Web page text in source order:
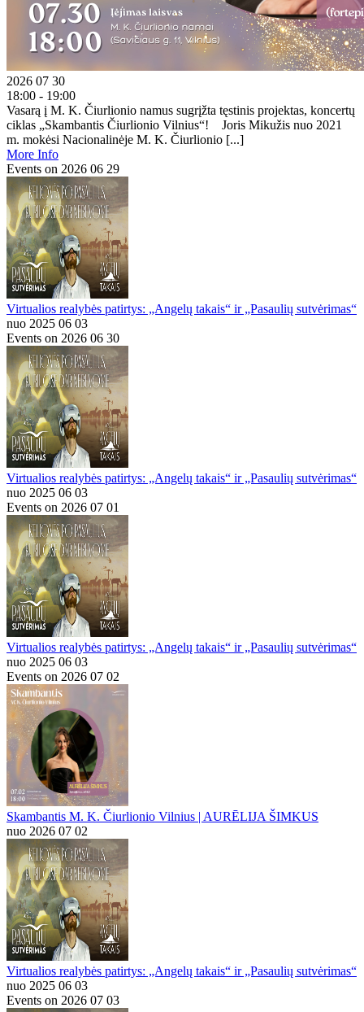
2026 07 30
18:00 - 19:00
Vasarą į M. K. Čiurlionio namus sugrįžta tęstinis projektas, koncertų
ciklas „Skambantis Čiurlionio Vilnius“! Joris Mikužis nuo 2021
m. mokėsi Nacionalinėje M. K. Čiurlionio [...]
More Info
Events on 2026 06 29
Virtualios realybės patirtys: „Angelų takais“ ir „Pasaulių sutvėrimas“
nuo 2025 06 03
Events on 2026 06 30
Virtualios realybės patirtys: „Angelų takais“ ir „Pasaulių sutvėrimas“
nuo 2025 06 03
Events on 2026 07 01
Virtualios realybės patirtys: „Angelų takais“ ir „Pasaulių sutvėrimas“
nuo 2025 06 03
Events on 2026 07 02
Skambantis M. K. Čiurlionio Vilnius | AURĒLIJA ŠIMKUS
nuo 2026 07 02
Virtualios realybės patirtys: „Angelų takais“ ir „Pasaulių sutvėrimas“
nuo 2025 06 03
Events on 2026 07 03